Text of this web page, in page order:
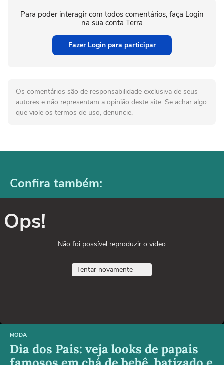
Para poder interagir com todos comentários, faça Login
na sua conta Terra
Fazer Login para participar
Os comentários são de responsabilidade exclusiva de seus
autores e não representam a opinião deste site. Se achar algo
que viole os termos de uso, denuncie.
Confira também:
Ops!
Não foi possível reproduzir o vídeo
Tentar novamente
MODA
Dia dos Pais: veja looks de papais